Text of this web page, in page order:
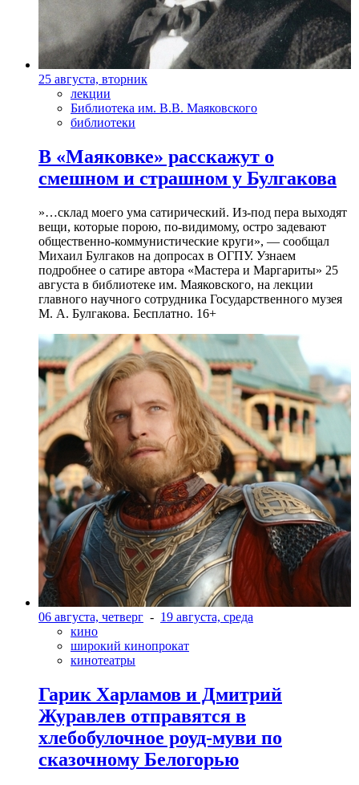
25 августа, вторник
лекции
Библиотека им. В.В. Маяковского
библиотеки
В «Маяковке» расскажут о
смешном и страшном у Булгакова
»…склад моего ума сатирический. Из-под пера выходят
вещи, которые порою, по-видимому, остро задевают
общественно-коммунистические круги», — сообщал
Михаил Булгаков на допросах в ОГПУ. Узнаем
подробнее о сатире автора «Мастера и Маргариты» 25
августа в библиотеке им. Маяковского, на лекции
главного научного сотрудника Государственного музея
М. А. Булгакова. Бесплатно. 16+
06 августа, четверг - 19 августа, среда
кино
широкий кинопрокат
кинотеатры
Гарик Харламов и Дмитрий
Журавлев отправятся в
хлебобулочное роуд-муви по
сказочному Белогорью